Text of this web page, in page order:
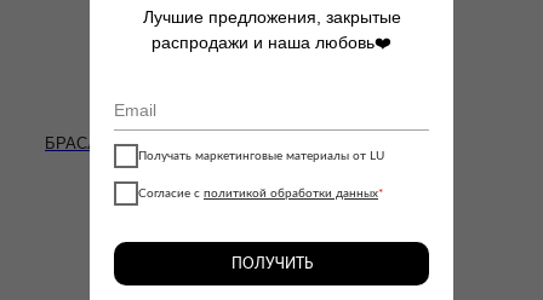
БРАСЛЕТ TENNIS MAXI
11790
Лучшие предложения, закрытые
распродажи и наша любовь❤️
Получать маркетинговые материалы от LU
Согласие с политикой обработки данных*
ПОЛУЧИТЬ